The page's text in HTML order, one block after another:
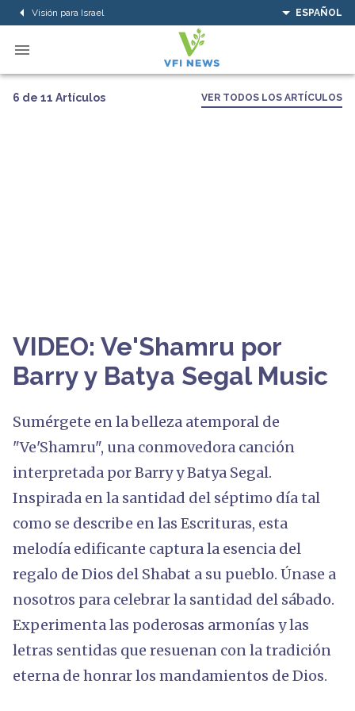
Visión para Israel ESPAÑOL
6 de 11 Artículos VER TODOS LOS ARTÍCULOS
VIDEO: Ve'Shamru por
Barry y Batya Segal Music
Sumérgete en la belleza atemporal de
"Ve'Shamru", una conmovedora canción
interpretada por Barry y Batya Segal.
Inspirada en la santidad del séptimo día tal
como se describe en las Escrituras, esta
melodía edificante captura la esencia del
regalo de Dios del Shabat a su pueblo. Únase a
nosotros para celebrar la santidad del sábado.
Experimenta las poderosas armonías y las
letras sentidas que resuenan con la tradición
eterna de honrar los mandamientos de Dios.